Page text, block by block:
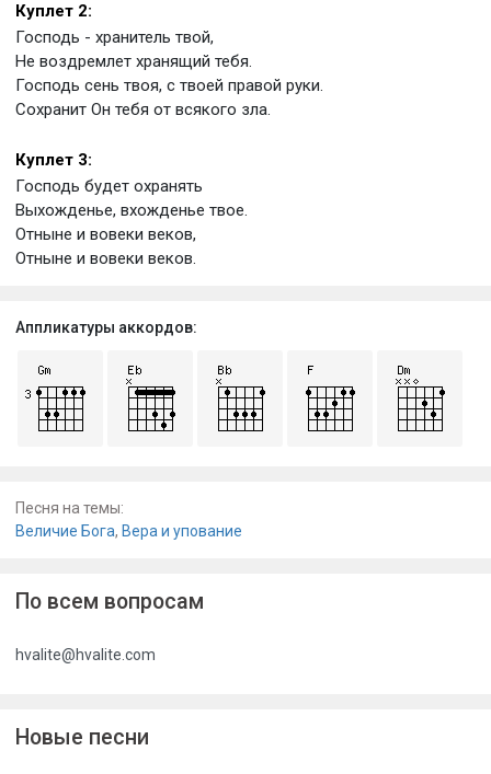
Куплет 2:
Господь - хранитель твой,
Не воздремлет хранящий тебя.
Господь сень твоя, с твоей правой руки.
Сохранит Он тебя от всякого зла.
Куплет 3:
Господь будет охранять
Выхожденье, вхожденье твое.
Отныне и вовеки веков,
Отныне и вовеки веков.
Аппликатуры аккордов:
Песня на темы:
Величие Бога, Вера и упование
По всем вопросам
hvalite@hvalite.com
Новые песни